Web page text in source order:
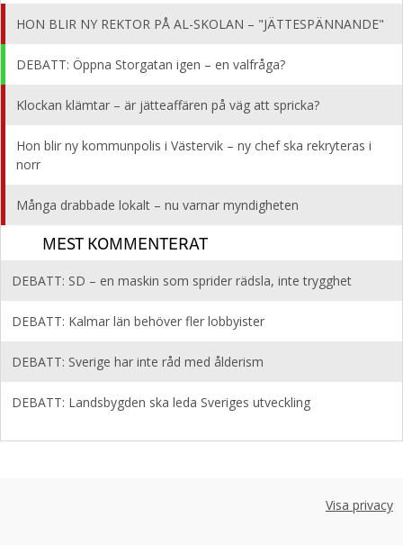
HON BLIR NY REKTOR PÅ AL-SKOLAN – "JÄTTESPÄNNANDE"
DEBATT: Öppna Storgatan igen – en valfråga?
Klockan klämtar – är jätteaffären på väg att spricka?
Hon blir ny kommunpolis i Västervik – ny chef ska rekryteras i
norr
Många drabbade lokalt – nu varnar myndigheten
MEST KOMMENTERAT
DEBATT: SD – en maskin som sprider rädsla, inte trygghet
DEBATT: Kalmar län behöver fler lobbyister
DEBATT: Sverige har inte råd med ålderism
DEBATT: Landsbygden ska leda Sveriges utveckling
Visa privacy